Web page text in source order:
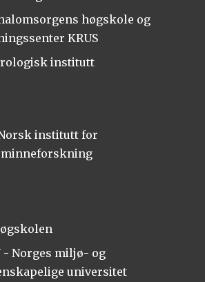
høgskole og
KRUS
institutt
institutt for
- Norges miljø- og
universitet